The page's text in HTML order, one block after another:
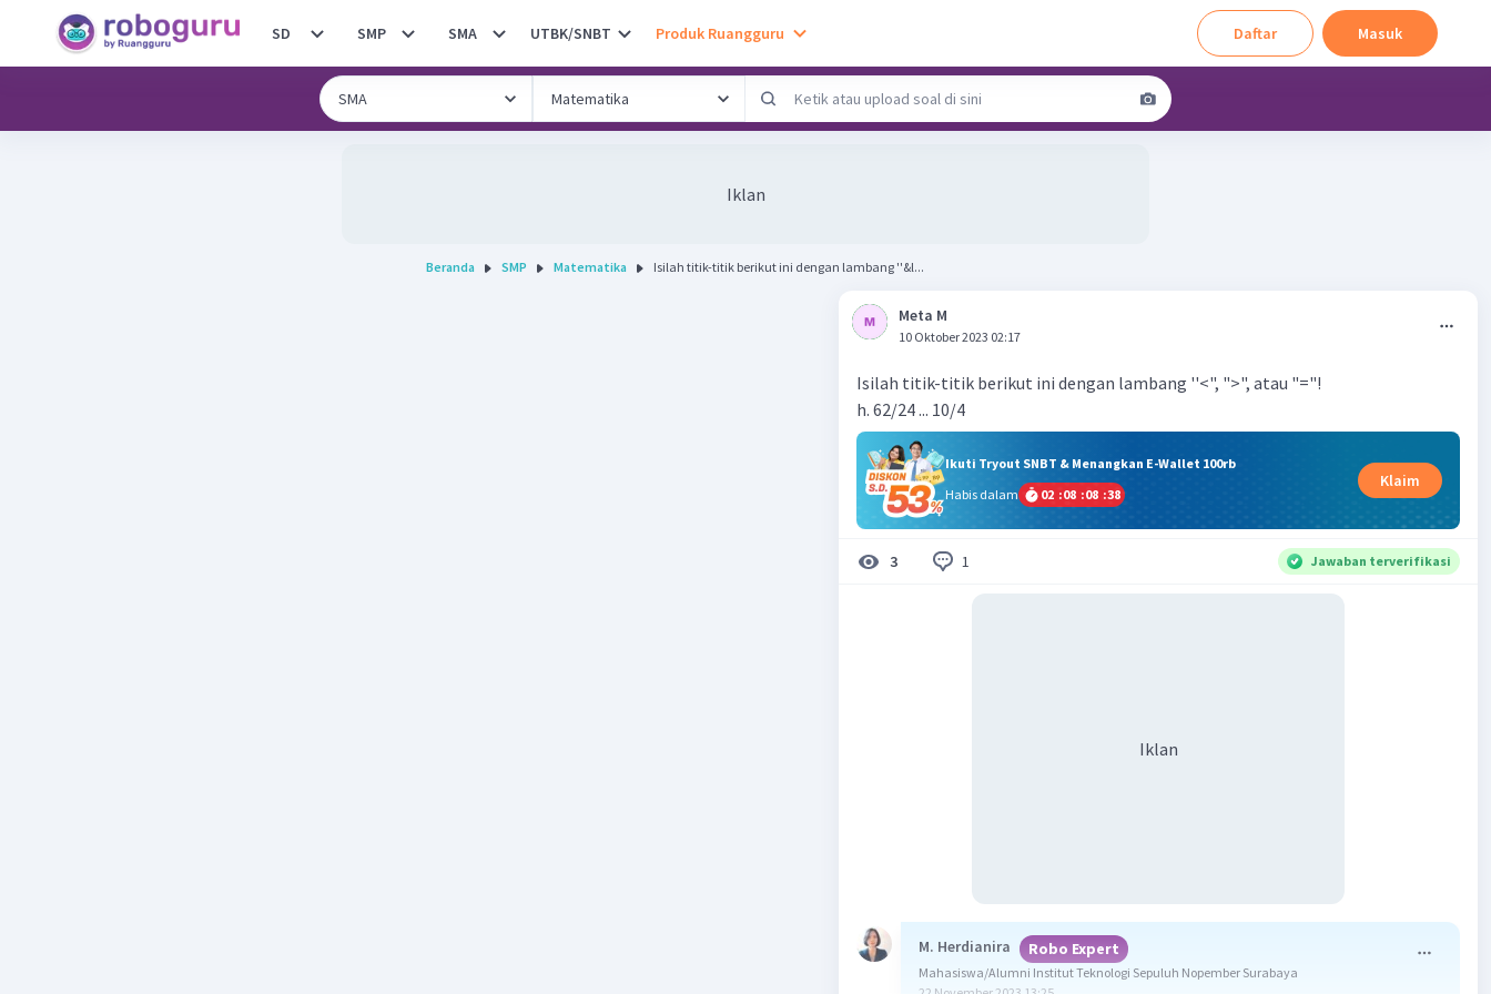
SD SMP SMA UTBK/SNBT Produk Ruangguru Daftar Masuk
Iklan
Beranda SMP Matematika Isilah titik-titik berikut ini dengan lambang ''&l...
Meta M
10 Oktober 2023 02:17
Isilah titik-titik berikut ini dengan lambang ''<", ">", atau "="!
h. 62/24 ... 10/4
Ikuti Tryout SNBT & Menangkan E-Wallet 100rb
Habis dalam
02 :08 :08 :37
Klaim
3 1 Jawaban terverifikasi
Iklan
M. Herdianira Robo Expert
Mahasiswa/Alumni Institut Teknologi Sepuluh Nopember Surabaya